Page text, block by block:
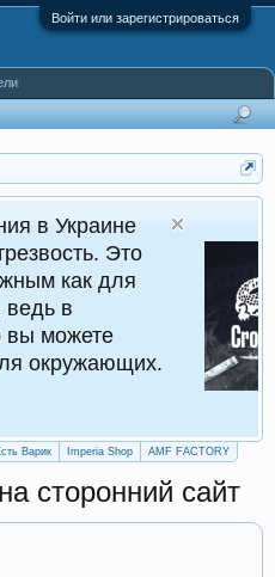
Войти или зарегистрироваться
Варик Imperia Shop AMF FACTORY
сторонний сайт